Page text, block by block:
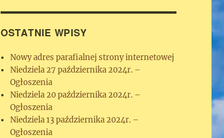
OSTATNIE WPISY
Nowy adres parafialnej strony internetowej
Niedziela 27 października 2024r. –
Ogłoszenia
Niedziela 20 października 2024r. –
Ogłoszenia
Niedziela 13 października 2024r. –
Ogłoszenia